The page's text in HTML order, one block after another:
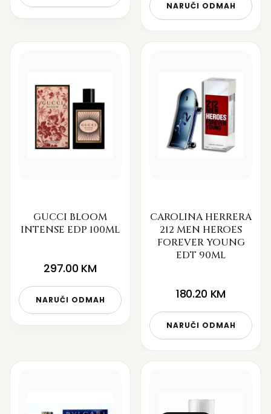
NARUČI ODMAH
GUCCI BLOOM
INTENSE EDP 100ML
297.00 KM
NARUČI ODMAH
CAROLINA HERRERA
212 MEN HEROES
FOREVER YOUNG
EDT 90ML
180.20 KM
NARUČI ODMAH